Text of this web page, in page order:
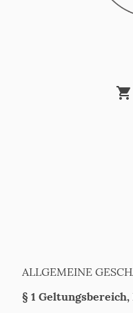
ALLGEMEINE
§ 1